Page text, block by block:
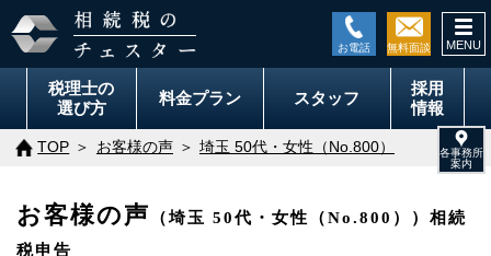
税理士の
選び方
料金プラン スタッフ
採用
情報
TOP お客様の声 埼玉 50代・女性（No.800）
お客様の声
（埼玉 50代・女性（No.800））相続
税申告